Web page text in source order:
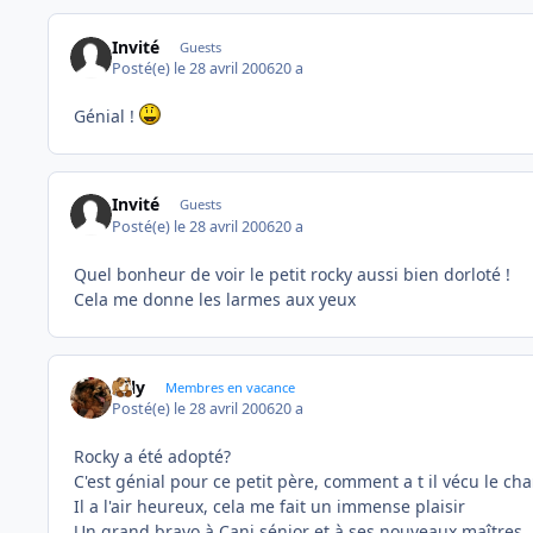
Invité Guests
Posté(e) le 28 avril 200620 a
Génial !
Invité Guests
Posté(e) le 28 avril 200620 a
Quel bonheur de voir le petit rocky aussi bien dorloté !
Cela me donne les larmes aux yeux
valy Membres en vacance
Posté(e) le 28 avril 200620 a
Rocky a été adopté?
C'est génial pour ce petit père, comment a t il vécu le
Il a l'air heureux, cela me fait un immense plaisir